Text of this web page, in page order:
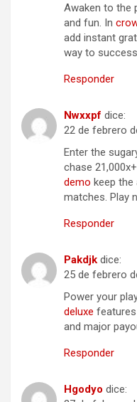
Awaken to the
and fun. In
add instant
way to
Responder
Nwxxpf dice:
22 de febrero
Enter the
chase
demo keep the
matches. Play
Responder
Pakdjk dice:
25 de febrero
Power your
deluxe
and major
Responder
Hgodyo dice: